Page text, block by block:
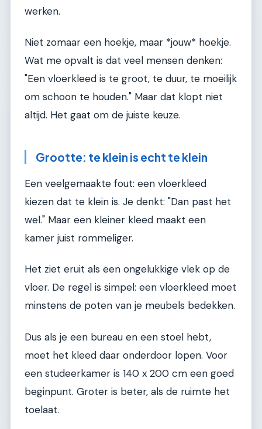
werken.
Niet zomaar een hoekje, maar *jouw* hoekje.
Wat me opvalt is dat veel mensen denken:
"Een vloerkleed is te groot, te duur, te moeilijk
om schoon te houden." Maar dat klopt niet
altijd. Het gaat om de juiste keuze.
Grootte: te klein is echt te klein
Een veelgemaakte fout: een vloerkleed
kiezen dat te klein is. Je denkt: "Dan past het
wel." Maar een kleiner kleed maakt een
kamer juist rommeliger.
Het ziet eruit als een ongelukkige vlek op de
vloer. De regel is simpel: een vloerkleed moet
minstens de poten van je meubels bedekken.
Dus als je een bureau en een stoel hebt,
moet het kleed daar onderdoor lopen. Voor
een studeerkamer is 140 x 200 cm een goed
beginpunt. Groter is beter, als de ruimte het
toelaat.